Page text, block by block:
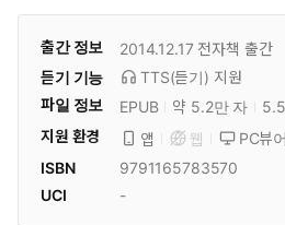
출간 정보 2014.12.17 전자책 출간
듣기 기능
TTS(듣기) 지원
파일 정보
EPUB 약 5.2만 자
지원 환경
앱 웹 PC뷰어
ISBN
9791165783570
UCI
-